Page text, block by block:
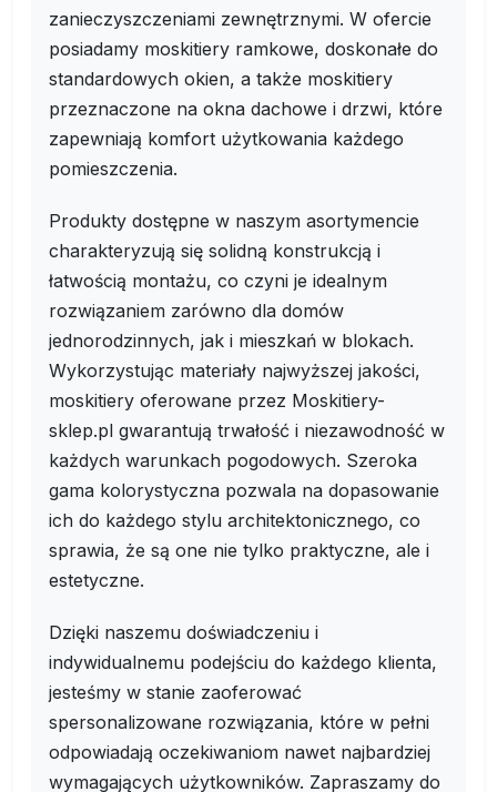
zanieczyszczeniami zewnętrznymi. W ofercie
posiadamy moskitiery ramkowe, doskonałe do
standardowych okien, a także moskitiery
przeznaczone na okna dachowe i drzwi, które
zapewniają komfort użytkowania każdego
pomieszczenia.
Produkty dostępne w naszym asortymencie
charakteryzują się solidną konstrukcją i
łatwością montażu, co czyni je idealnym
rozwiązaniem zarówno dla domów
jednorodzinnych, jak i mieszkań w blokach.
Wykorzystując materiały najwyższej jakości,
moskitiery oferowane przez Moskitiery-
sklep.pl gwarantują trwałość i niezawodność w
każdych warunkach pogodowych. Szeroka
gama kolorystyczna pozwala na dopasowanie
ich do każdego stylu architektonicznego, co
sprawia, że są one nie tylko praktyczne, ale i
estetyczne.
Dzięki naszemu doświadczeniu i
indywidualnemu podejściu do każdego klienta,
jesteśmy w stanie zaoferować
spersonalizowane rozwiązania, które w pełni
odpowiadają oczekiwaniom nawet najbardziej
wymagających użytkowników. Zapraszamy do